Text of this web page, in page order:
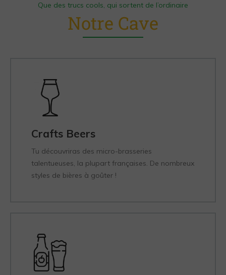
Que des trucs cools, qui sortent de l’ordinaire
Notre Cave
Crafts Beers
Tu découvriras des micro-brasseries
talentueuses, la plupart françaises. De nombreux
styles de bières à goûter !